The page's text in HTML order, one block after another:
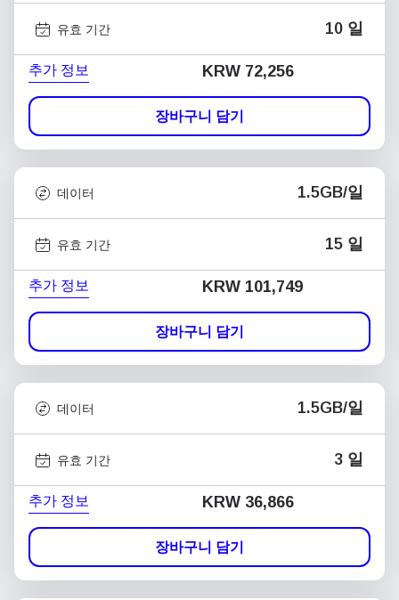
유효 기간 10 일
추가 정보 KRW 72,256
장바구니 담기
데이터 1.5GB/일
유효 기간 15 일
추가 정보 KRW 101,749
장바구니 담기
데이터 1.5GB/일
유효 기간 3 일
추가 정보 KRW 36,866
장바구니 담기